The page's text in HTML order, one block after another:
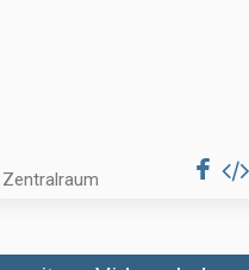
Zentralraum